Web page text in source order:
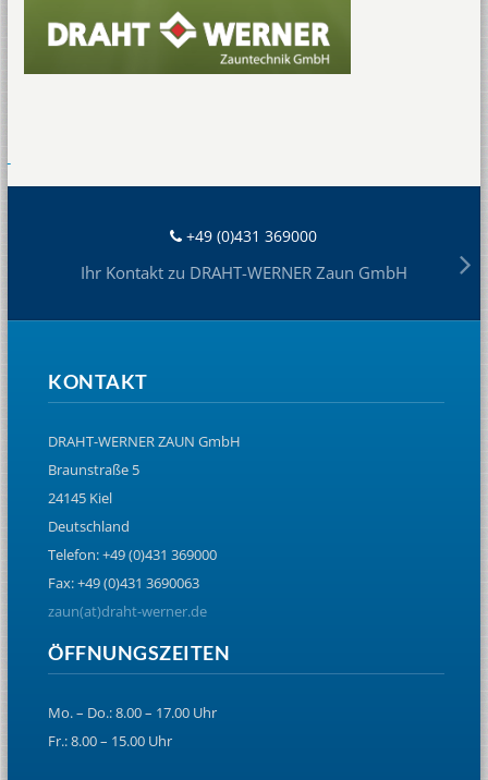
+49 (0)431 369000
Ihr Kontakt zu DRAHT-WERNER Zaun GmbH
KONTAKT
DRAHT-WERNER ZAUN GmbH
Braunstraße 5
24145 Kiel
Deutschland
Telefon: +49 (0)431 369000
Fax: +49 (0)431 3690063
zaun(at)draht-werner.de
ÖFFNUNGSZEITEN
Mo. – Do.: 8.00 – 17.00 Uhr
Fr.: 8.00 – 15.00 Uhr